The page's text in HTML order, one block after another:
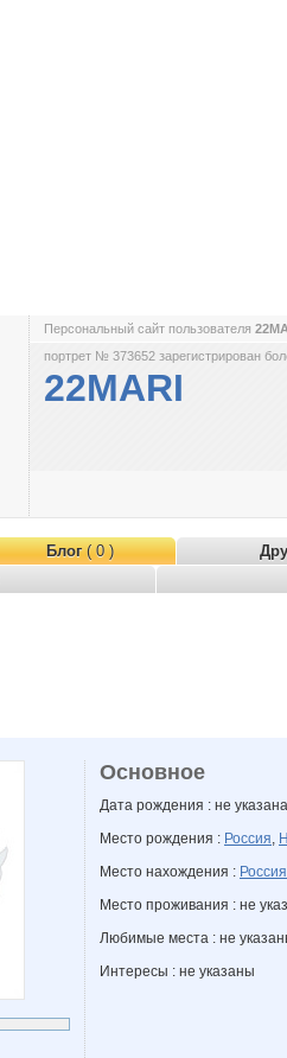
Персональный сайт пользователя
портрет № 373652 зарегистрирован
22MARI
Блог( 0 )
Основное
Дата рождения : не указана
Место рождения : Россия,
Место нахождения : Россия
Место проживания : не
Любимые места : не
Интересы : не указаны